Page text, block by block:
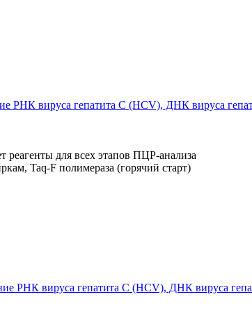
вируса гепатита С (HCV), ДНК вируса
РНК вируса гепатита С (HCV), ДНК вируса